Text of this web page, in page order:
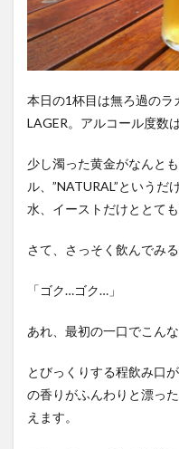
本日の1杯目は無ろ過のラ
LAGER。アルコール度数
少し濁った黄金がなんと
ル、”NATURAL”というだ
水、イーストだけととても
さて、さっそく飲んでみ
「ゴク…ゴク…」
あれ、最初の一口でこん
とびっくりする程飲み口
の香りがふんわりと漂っ
えます。